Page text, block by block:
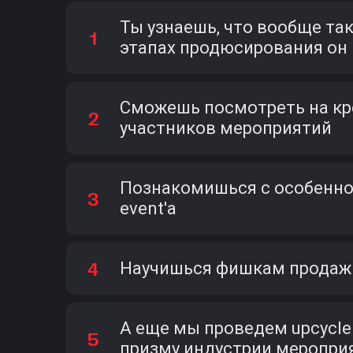
Ты узнаешь, что вообще
этапах продюсирования он
Сможешь посмотреть на
участников мероприятий
Познакомишься с
event'а
Научишься фишкам
А еще мы проведем upcycle
призму индустрии